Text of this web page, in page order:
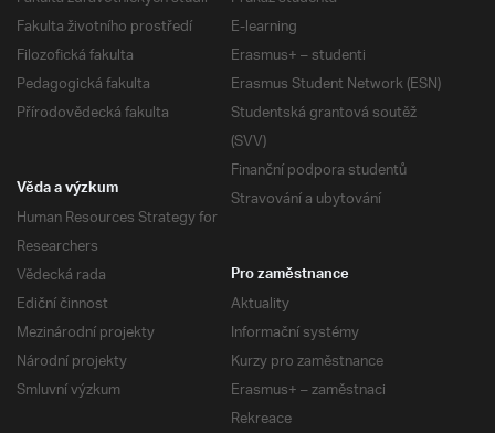
Fakulta životního prostředí
Filozofická fakulta
Pedagogická fakulta
Přírodovědecká fakulta
E-learning
Erasmus+ – studenti
Erasmus Student Network (ESN)
Studentská grantová soutěž
(SVV)
Finanční podpora studentů
Stravování a ubytování
Věda a výzkum
Human Resources Strategy for
Researchers
Vědecká rada
Ediční činnost
Mezinárodní projekty
Národní projekty
Smluvní výzkum
Pro zaměstnance
Aktuality
Informační systémy
Kurzy pro zaměstnance
Erasmus+ – zaměstnaci
Rekreace